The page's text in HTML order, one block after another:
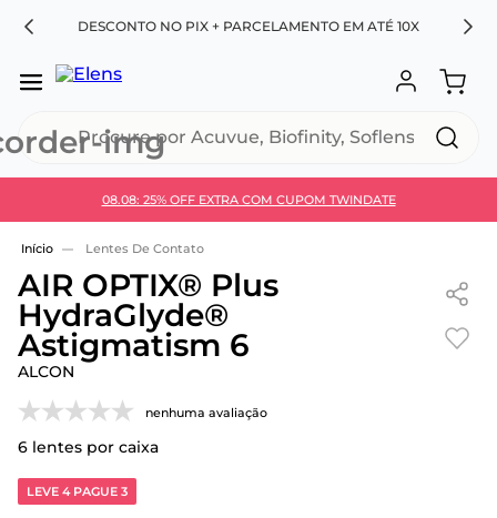
DESCONTO NO PIX + PARCELAMENTO EM ATÉ 10X
08.08: 25% OFF EXTRA COM CUPOM TWINDATE
Use 30HOJE e ganhe 30% OFF + economia extra no
Lentes De Contato
AIR OPTIX® Plus
HydraGlyde®
Astigmatism 6
ALCON
nenhuma avaliação
6 lentes por caixa
LEVE 4 PAGUE 3